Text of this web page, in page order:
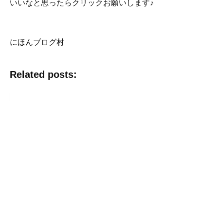
いいなと思ったらクリックお願いします♪
にほんブログ村
Related posts: